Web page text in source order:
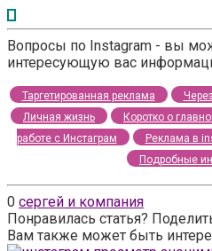
Вопросы по Instagram - вы
интересующую вас
Таргетированная реклама
Личная жизнь
Коротко о
работе с Инстаграм
Реклама в
Подробные
0 сергей и компания
Понравилась статья?
Вам также может быть